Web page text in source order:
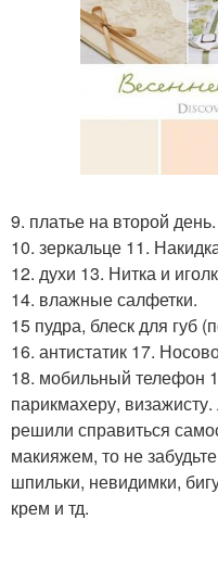
9. платье на второй день.
10. зеркальце 11.
12. духи 13. Нитка и
14. влажные салфетки.
15 пудра, блеск для губ
16. антистатик 17.
18. мобильный телефон
парикмахеру,
решили справиться
макияжем, то не
шпильки, невидимки,
крем и тд.